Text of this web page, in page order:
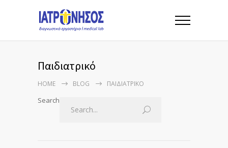
Παιδιατρικό
HOME BLOG ΠΑΙΔΙΑΤΡΙΚΌ
Search